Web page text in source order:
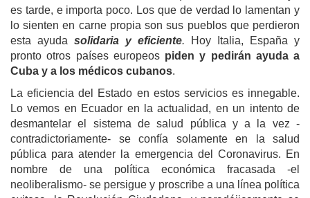
es tarde, e importa poco. Los que de verdad lo lamentan y
lo sienten en carne propia son sus pueblos que perdieron
esta ayuda solidaria y eficiente. Hoy Italia, España y
pronto otros países europeos piden y pedirán ayuda a
Cuba y a los médicos cubanos.
La eficiencia del Estado en estos servicios es innegable.
Lo vemos en Ecuador en la actualidad, en un intento de
desmantelar el sistema de salud pública y a la vez -
contradictoriamente- se confía solamente en la salud
pública para atender la emergencia del Coronavirus. En
nombre de una política económica fracasada -el
neoliberalismo- se persigue y proscribe a una línea política